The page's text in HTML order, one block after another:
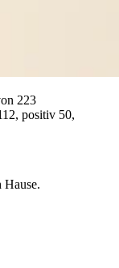
223
positiv 50,
Hause.